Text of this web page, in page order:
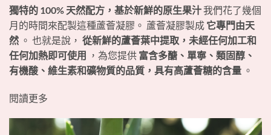
獨特的 100% 天然配方，基於新鮮的原生果汁我們花了幾個
月的時間來配製這種蘆薈凝膠。 蘆薈凝膠製成 它專門由天
然 。 也就是說， 從新鮮的蘆薈葉中提取，未經任何加工和
任何加熱即可使用
，為您提供 富含多醣、單寧、類固醇、
有機酸、維生素和礦物質的品質，具有高蘆薈糖的含量 。
閱讀更多